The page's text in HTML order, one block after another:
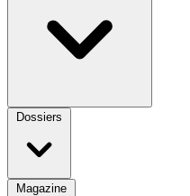
Dossiers
Magazine